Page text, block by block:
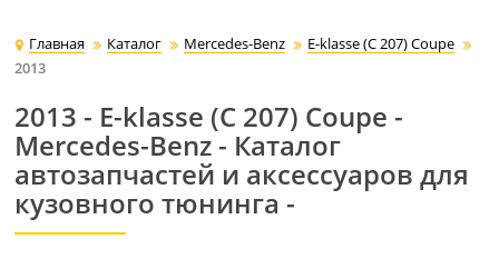
Главная Каталог Mercedes-Benz
E-klasse (C 207) Coupe
2013
2013 - E-klasse (C 207) Coupe -
Mercedes-Benz - Каталог
автозапчастей и аксессуаров для
кузовного тюнинга -